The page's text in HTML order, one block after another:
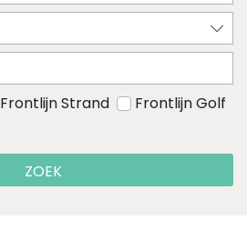
Frontlijn Strand Frontlijn Golf
ZOEK